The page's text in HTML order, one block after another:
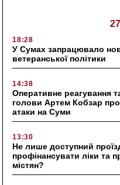
18:28
У Сумах запрацювало
ветеранської політики
14:38
Оперативне реагування
голови Артем Кобзар про
атаки на Суми
13:30
Не лише доступний
профінансувати ліки та
містян?